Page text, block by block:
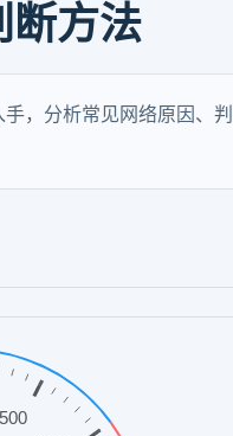
断方法
，分析常见网络原因、